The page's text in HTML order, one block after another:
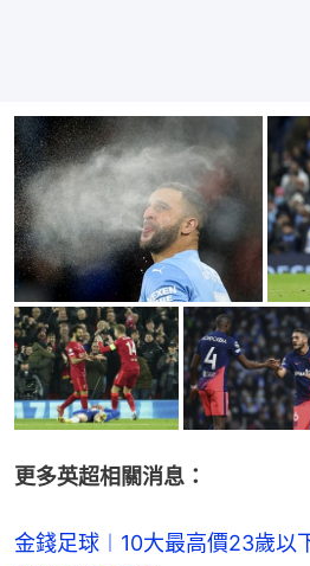
更多英超相關消息：
金錢足球︱10大最高價23歲